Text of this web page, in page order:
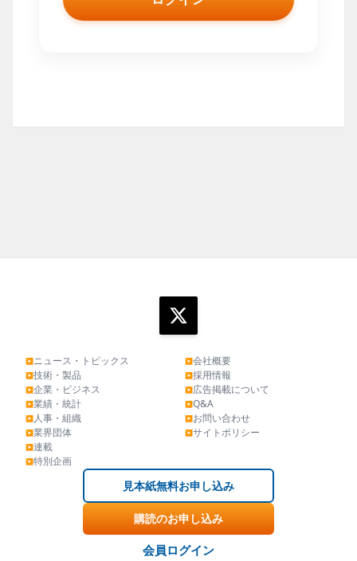
▶ ニュース・トピックス
▶ 技術・製品
▶ 企業・ビジネス
▶ 業績・統計
▶ 人事・組織
▶ 業界団体
▶ 連載
▶ 特別企画
▶ 会社概要
▶ 採用情報
▶ 広告掲載について
▶ Q&A
▶ お問い合わせ
▶ サイトポリシー
見本紙無料お申し込み
購読のお申し込み
会員ログイン